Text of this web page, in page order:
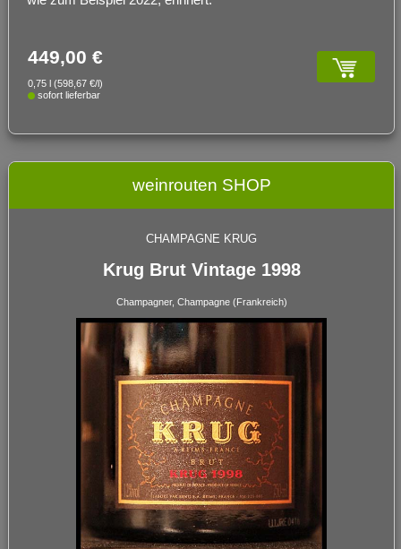
449,00 €
0,75 l (598,67 €/l)
sofort lieferbar
weinrouten SHOP
CHAMPAGNE KRUG
Krug Brut Vintage 1998
Champagner, Champagne (Frankreich)